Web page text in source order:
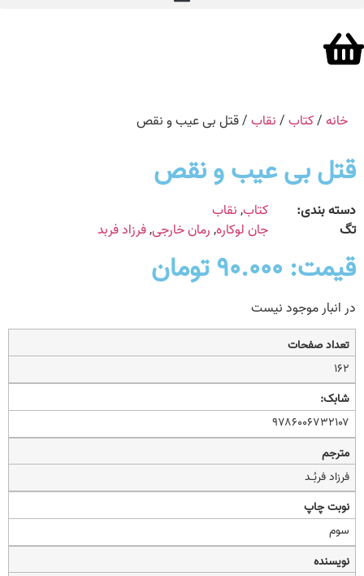
خانه / کتاب / نقاب / قتل بی عیب و نقص
قتل بی عیب و نقص
دسته بندی: کتاب, نقاب
تگ
جان لوکاره, رمان خارجی, فرزاد فربد
قیمت: ۹۰.۰۰۰ تومان
در انبار موجود نیست
تعداد صفحات
۱۶۲
شابک:
۹۷۸۶۰۰۶۷۳۲۱۰۷
مترجم
فرزاد فربُـد
نوبت چاپ
سوم
نویسنده